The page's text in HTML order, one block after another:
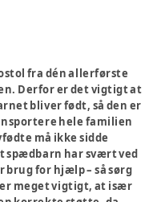
fra dén allerførste
Derfor er det vigtigt at
bliver født, så den er
hele familien
må ikke sidde
spædbarn har svært ved
for hjælp – så sørg
meget vigtigt, at især